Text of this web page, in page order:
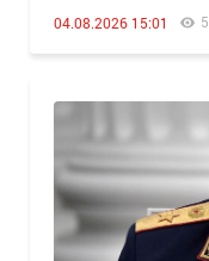
04.08.2026 15:01